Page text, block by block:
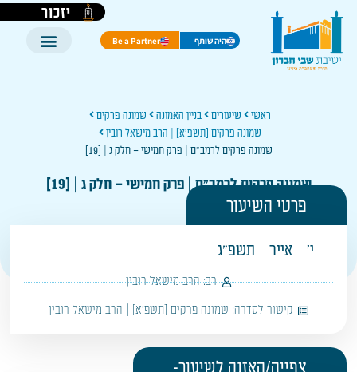
יזכור
היה שותף Be a Partner
ראשי שיעורים בניין האמונה
שמונה פרקים
שמונה פרקים [תשפ'א] | הרב מישאל רובין
שמונה פרקים לרמב"ם | פרק חמישי – חלק ג | [19]
שמונה פרקים לרמב"ם | פרק חמישי – חלק ג | [19]
פרטי השיעור
י' אייר תשפ"ג
רב: הרב מישאל רובין
קישור לסדרה: שמונה פרקים [תשפ'א] | הרב מישאל רובין